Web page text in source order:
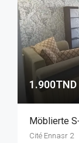
1.900TND
Möblierte
Cité Ennasr 2